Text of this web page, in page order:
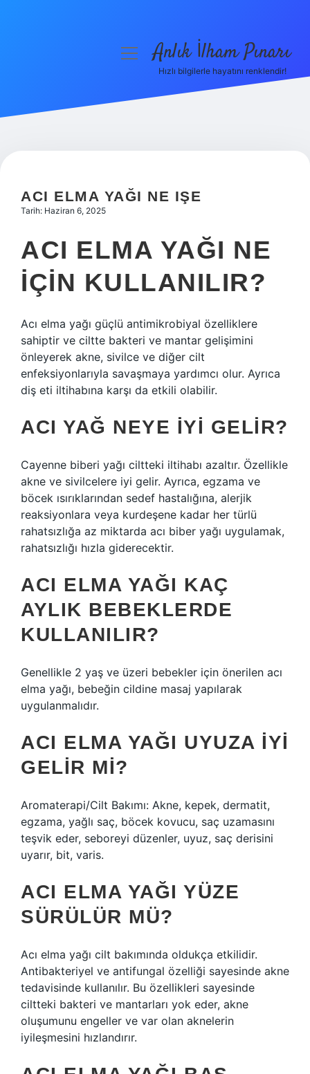
Hakkımızda
menüyüAnlık İlham Pınarı
Hızlı bilgilerle hayatını renklendir!
ACI ELMA YAĞI NE IŞE
Tarih: Haziran 6, 2025
ACI ELMA YAĞI NE
IÇIN KULLANILIR?
Acı elma yağı güçlü antimikrobiyal özelliklere
sahiptir ve ciltte bakteri ve mantar gelişimini
önleyerek akne, sivilce ve diğer cilt
enfeksiyonlarıyla savaşmaya yardımcı olur. Ayrıca
diş eti iltihabına karşı da etkili olabilir.
ACI YAĞ NEYE IYI GELIR?
Cayenne biberi yağı ciltteki iltihabı azaltır. Özellikle
akne ve sivilcelere iyi gelir. Ayrıca, egzama ve
böcek ısırıklarından sedef hastalığına, alerjik
reaksiyonlara veya kurdeşene kadar her türlü
rahatsızlığa az miktarda acı biber yağı uygulamak,
rahatsızlığı hızla giderecektir.
ACI ELMA YAĞI KAÇ
AYLIK BEBEKLERDE
KULLANILIR?
Genellikle 2 yaş ve üzeri bebekler için önerilen acı
elma yağı, bebeğin cildine masaj yapılarak
uygulanmalıdır.
ACI ELMA YAĞI UYUZA IYI
GELIR MI?
Aromaterapi/Cilt Bakımı: Akne, kepek, dermatit,
egzama, yağlı saç, böcek kovucu, saç uzamasını
teşvik eder, seboreyi düzenler, uyuz, saç derisini
uyarır, bit, varis.
ACI ELMA YAĞI YÜZE
SÜRÜLÜR MÜ?
Acı elma yağı cilt bakımında oldukça etkilidir.
Antibakteriyel ve antifungal özelliği sayesinde akne
tedavisinde kullanılır. Bu özellikleri sayesinde
ciltteki bakteri ve mantarları yok eder, akne
oluşumunu engeller ve var olan aknelerin
iyileşmesini hızlandırır.